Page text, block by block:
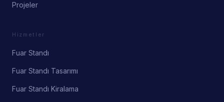
Projeler
Hizmetler
Fuar Standı
Fuar Standı Tasarımı
Fuar Standı Kiralama